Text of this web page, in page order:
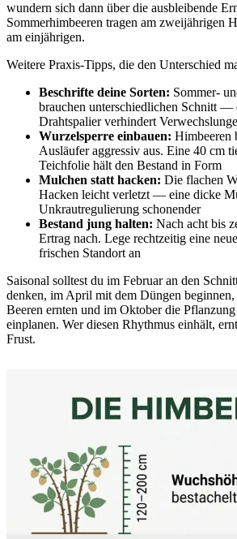
wundern sich dann über die ausbleibende
Sommerhimbeeren tragen am zweijährigen
am einjährigen.
Weitere Praxis-Tipps, die den Unterschied
Beschrifte deine Sorten: Sommer-
brauchen unterschiedlichen Schnitt —
Drahtspalier verhindert
Wurzelsperre einbauen: Himbeeren
Ausläufer aggressiv aus. Eine 40 cm
Teichfolie hält den Bestand in Form
Mulchen statt hacken: Die flachen
Hacken leicht verletzt — eine dicke
Unkrautregulierung schonender
Bestand jung halten: Nach acht bis
Ertrag nach. Lege rechtzeitig eine
frischen Standort an
Saisonal solltest du im Februar an den
denken, im April mit dem Düngen beginnen,
Beeren ernten und im Oktober die
einplanen. Wer diesen Rhythmus einhält,
Frust.